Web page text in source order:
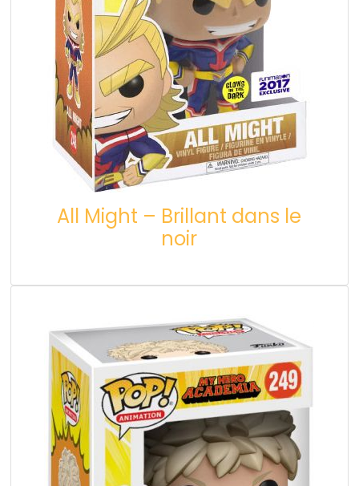
All Might – Brillant dans le
noir